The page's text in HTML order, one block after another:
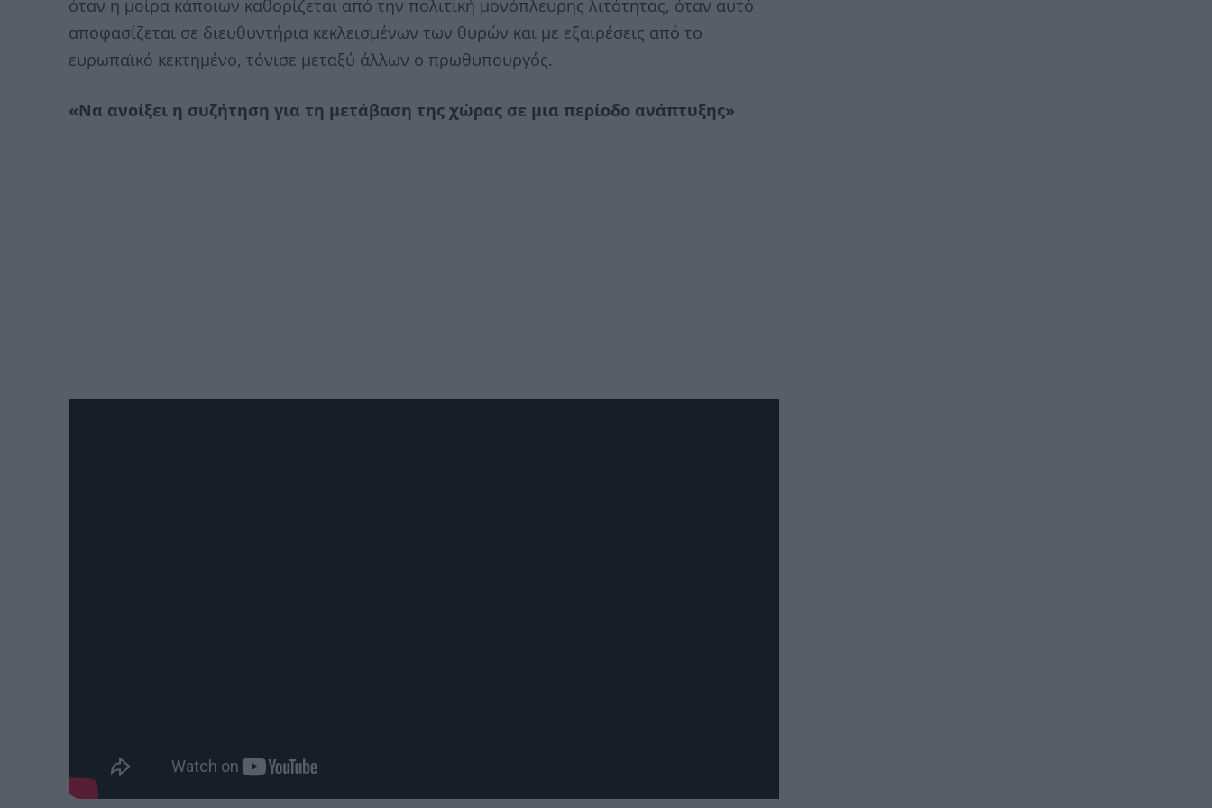
όταν η μοίρα κάποιων καθορίζεται από την πολιτική μονόπλευρης λιτότητας, όταν αυτό
αποφασίζεται σε διευθυντήρια κεκλεισμένων των θυρών και με εξαιρέσεις από το
ευρωπαϊκό κεκτημένο, τόνισε μεταξύ άλλων ο πρωθυπουργός.
«Να ανοίξει η συζήτηση για τη μετάβαση της χώρας σε μια περίοδο ανάπτυξης»